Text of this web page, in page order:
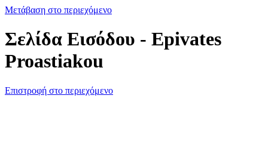
Μετάβαση στο περιεχόμενο
Σελίδα Εισόδου - Epivates
Proastiakou
Επιστροφή στο περιεχόμενο